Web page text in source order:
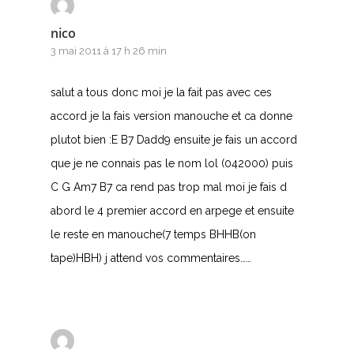
nico
3 mai 2011 à 17 h 26 min
salut a tous donc moi je la fait pas avec ces
accord je la fais version manouche et ca donne
plutot bien :E B7 Dadd9 ensuite je fais un accord
que je ne connais pas le nom lol (042000) puis
C G Am7 B7 ca rend pas trop mal moi je fais d
abord le 4 premier accord en arpege et ensuite
le reste en manouche(7 temps BHHB(on
tape)HBH) j attend vos commentaires……